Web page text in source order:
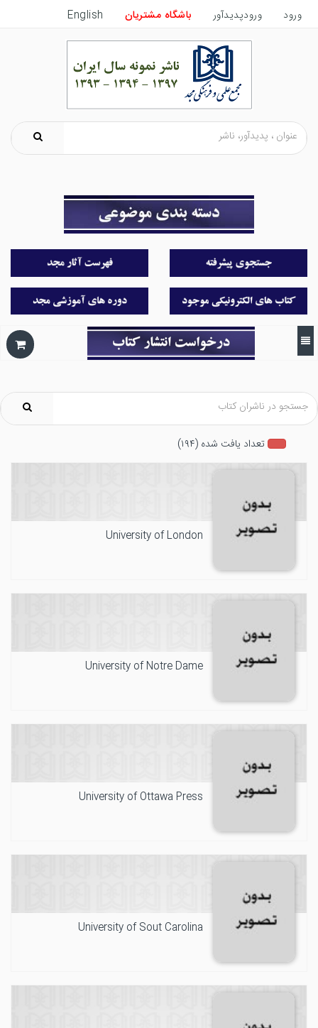
ورود ورودپدیدآور باشگاه مشتریان English
تعداد يافت شده (۱۹۴)
University of London
University of Notre Dame
University of Ottawa Press
University of Sout Carolina